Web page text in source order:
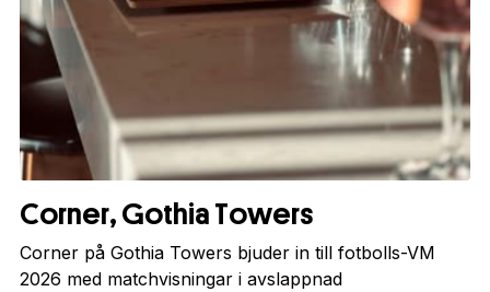
Corner, Gothia Towers
Corner på Gothia Towers bjuder in till fotbolls-VM
2026 med matchvisningar i avslappnad